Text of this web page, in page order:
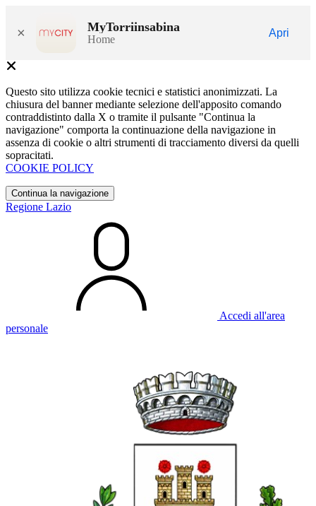
× MyTorriinsabina
Home
Apri
Questo sito utilizza cookie tecnici e statistici anonimizzati. La
chiusura del banner mediante selezione dell'apposito comando
contraddistinto dalla X o tramite il pulsante "Continua la
navigazione" comporta la continuazione della navigazione in
assenza di cookie o altri strumenti di tracciamento diversi da quelli
sopracitati.
COOKIE POLICY
Continua la navigazione
Regione Lazio
Accedi all'area
personale